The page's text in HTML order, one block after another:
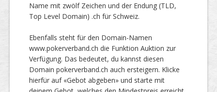
Name mit zwölf Zeichen und der Endung (TLD,
Top Level Domain) .ch für Schweiz.
Ebenfalls steht für den Domain-Namen
www.pokerverband.ch die Funktion Auktion zur
Verfügung. Das bedeutet, du kannst diesen
Domain pokerverband.ch auch ersteigern. Klicke
hierfür auf «Gebot abgeben» und starte mit